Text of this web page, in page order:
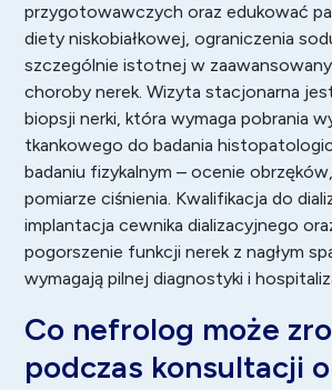
przygotowawczych oraz edukować
diety niskobiałkowej, ograniczenia
szczególnie istotnej w
choroby nerek. Wizyta stacjonarna
biopsji nerki, która wymaga pobrania
tkankowego do badania
badaniu fizykalnym – ocenie
pomiarze ciśnienia. Kwalifikacja do
implantacja cewnika dializacyjnego
pogorszenie funkcji nerek z nagłym
wymagają pilnej diagnostyki i
Co nefrolog może
podczas konsultacji